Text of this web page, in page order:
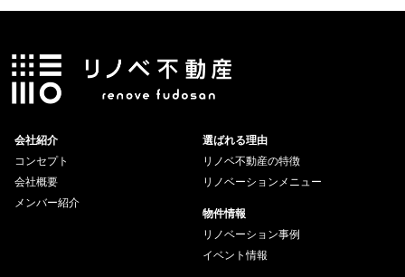
会社紹介
コンセプト
会社概要
メンバー紹介
選ばれる理由
リノベ不動産の特徴
リノベーションメニュー
物件情報
リノベーション事例
イベント情報